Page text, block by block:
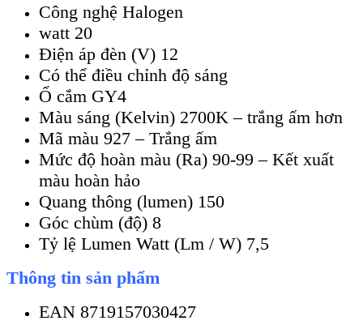
Công nghệ Halogen
watt 20
Điện áp đèn (V) 12
Có thể điều chỉnh độ sáng
Ổ cắm GY4
Màu sáng (Kelvin) 2700K – trắng ấm hơn
Mã màu 927 – Trắng ấm
Mức độ hoàn màu (Ra) 90-99 – Kết xuất
màu hoàn hảo
Quang thông (lumen) 150
Góc chùm (độ) 8
Tỷ lệ Lumen Watt (Lm / W) 7,5
Thông tin sản phẩm
EAN 8719157030427